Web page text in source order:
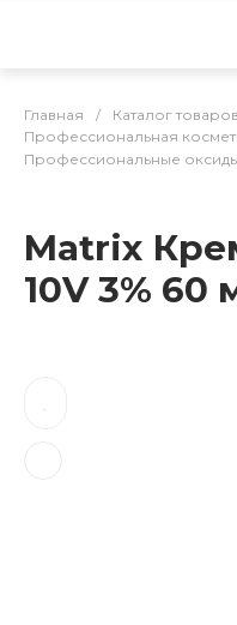
Главная / Каталог товаров
Профессиональная
Профессиональные
Matrix
10V 3% 60